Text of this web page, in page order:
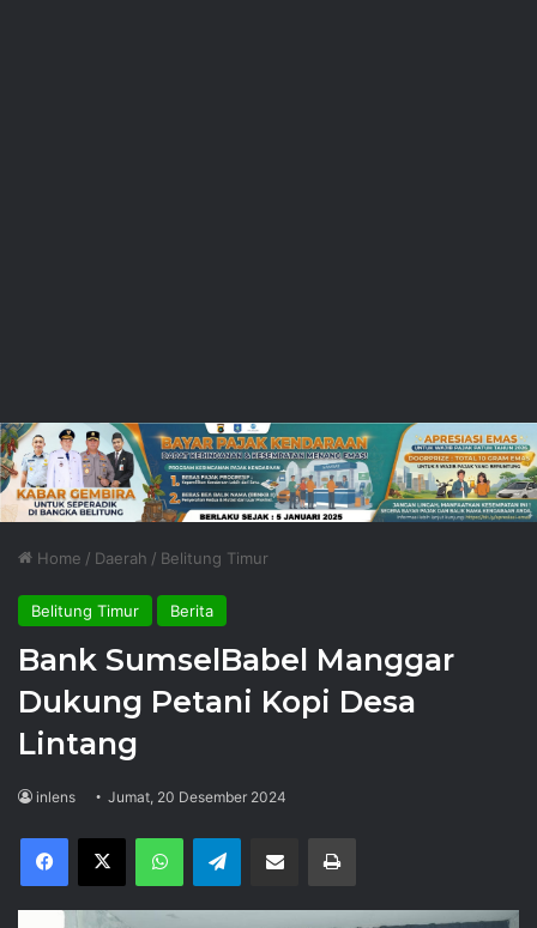
Home / Daerah / Belitung Timur
Belitung Timur Berita
Bank SumselBabel Manggar
Dukung Petani Kopi Desa
Lintang
inlens Jumat, 20 Desember 2024
Facebook
X WhatsAppTelegram Share via Email Print